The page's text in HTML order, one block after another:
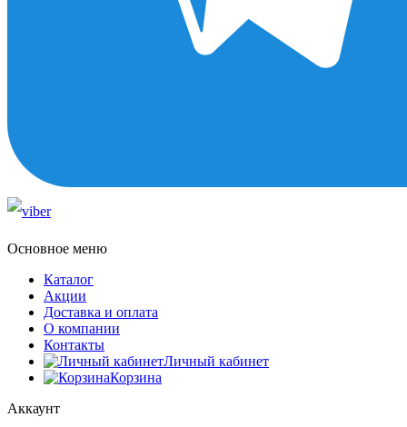
Основное меню
Каталог
Акции
Доставка и оплата
О компании
Контакты
Личный кабинет
Корзина
Аккаунт